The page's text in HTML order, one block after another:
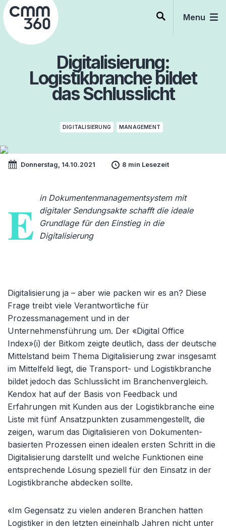
Skip
to
content
Menu
Digitalisierung:
Logistikbranche bildet
das Schlusslicht
DIGITALISIERUNG MANAGEMENT
Donnerstag, 14.10.2021 8 min Lesezeit
E in Dokumentenmanagementsystem mit
digitaler Sendungsakte schafft die ideale
Grundlage für den Einstieg in die
Digitalisierung
Digitalisierung ja – aber wie packen wir es an? Diese
Frage treibt viele Verantwortliche für
Prozessmanagement und in der
Unternehmensführung um. Der «Digital Office
Index»(i) der Bitkom zeigte deutlich, dass der deutsche
Mittelstand beim Thema Digitalisierung zwar insgesamt
im Mittelfeld liegt, die Transport- und Logistikbranche
bildet jedoch das Schlusslicht im Branchenvergleich.
Kendox hat auf der Basis von Feedback und
Erfahrungen mit Kunden aus der Logistikbranche eine
Liste mit fünf Ansatzpunkten zusammengestellt, die
zeigen, warum das Digitalisieren von Dokumenten-
basierten Prozessen einen idealen ersten Schritt in die
Digitalisierung darstellt und welche Funktionen eine
entsprechende Lösung speziell für den Einsatz in der
Logistikbranche abdecken sollte.
«Im Gegensatz zu vielen anderen Branchen hatten
Logistiker in den letzten eineinhalb Jahren nicht unter